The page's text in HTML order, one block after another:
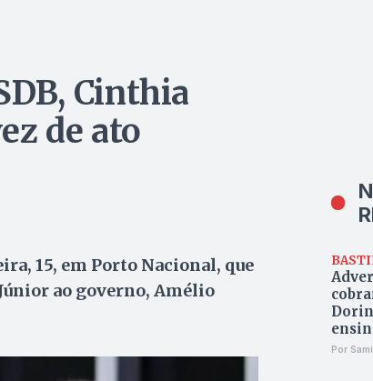
Cinthia
de ato
15, em Porto Nacional, que
ao governo, Amélio
Por